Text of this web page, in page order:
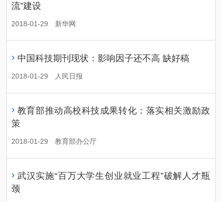
流”建设
2018-01-29 新华网
› 中国科技期刊现状：影响因子还不高 缺好稿
2018-01-29 人民日报
› 教育部推动高校科技成果转化：落实相关激励政
策
2018-01-29 教育部办公厅
› 武汉实施“百万大学生创业就业工程”破解人才瓶
颈